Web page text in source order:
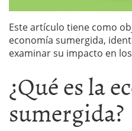
Este artículo tiene como
economía sumergida,
examinar su impacto en
¿Qué es la
sumergida?